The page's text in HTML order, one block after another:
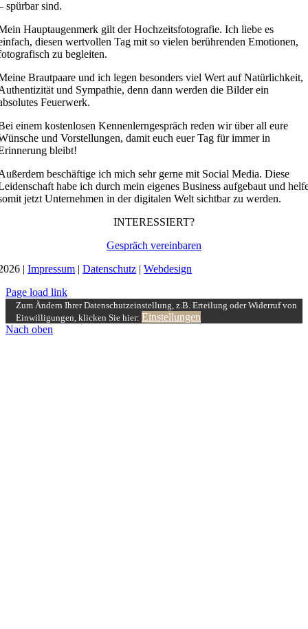
spürbar sind.
Hauptaugenmerk gilt der Hochzeitsfotografie. Ich liebe es
diesen wertvollen Tag mit so vielen berührenden Emotionen,
zu begleiten.
Brautpaare und ich legen besonders viel Wert auf Natürlichkeit,
und Sympathie, denn dann werden die Bilder ein
Feuerwerk.
einem kostenlosen Kennenlerngespräch reden wir über all eure
und Vorstellungen, damit euch euer Tag für immer in
bleibt!
beschäftige ich mich sehr gerne mit Social Media. Diese
habe ich durch mein eigenes Business aufgebaut und
jetzt Unternehmen in der digitalen Welt sichtbar zu werden.
INTERESSIERT?
Gespräch vereinbaren
|Impressum |Datenschutz |Webdesign
Page load link
Zum Ändern Ihrer Datenschutzeinstellung, z.B. Erteilung oder Widerruf von
Einwilligungen, klicken Sie hier: Einstellungen
Nach oben